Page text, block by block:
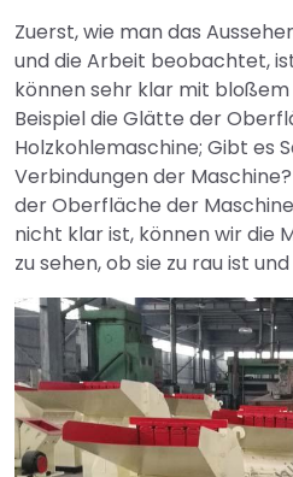
Zuerst, wie man das
und die Arbeit beobachtet,
können sehr klar mit bloßem
Beispiel die Glätte der
Holzkohlemaschine; Gibt es
Verbindungen der
der Oberfläche der
nicht klar ist, können wir die
zu sehen, ob sie zu rau ist